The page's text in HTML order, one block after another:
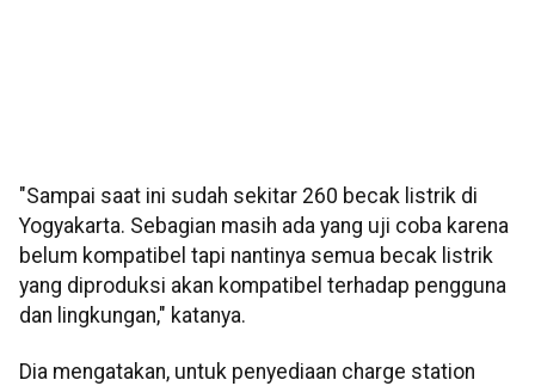
"Sampai saat ini sudah sekitar 260 becak listrik di
Yogyakarta. Sebagian masih ada yang uji coba karena
belum kompatibel tapi nantinya semua becak listrik
yang diproduksi akan kompatibel terhadap pengguna
dan lingkungan," katanya.
Dia mengatakan, untuk penyediaan charge station